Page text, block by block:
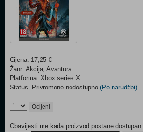
Cijena: 17,25 €
Žanr: Akcija, Avantura
Platforma: Xbox series X
Status: Privremeno nedostupno (Po narudžbi)
Ocijeni
Obavijesti me kada proizvod postane dostupan: